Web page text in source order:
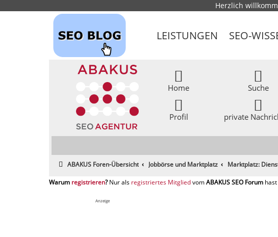
Herzlich
LEISTUNGEN SEO-
Home
Profil
Suche
private
ABAKUS Foren-Übersicht Jobbörse und Marktplatz Marktplatz:
registrieren registriertes Mitglied
Anzeige